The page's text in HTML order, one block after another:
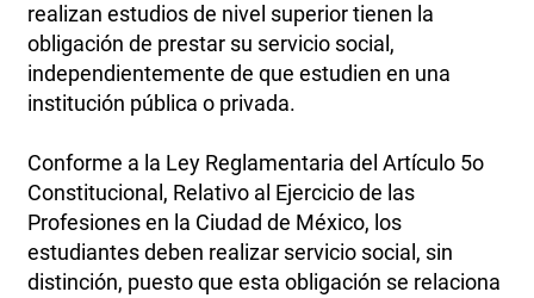
realizan estudios de nivel superior tienen la
obligación de prestar su servicio social,
independientemente de que estudien en una
institución pública o privada.
Conforme a la Ley Reglamentaria del Artículo 5o
Constitucional, Relativo al Ejercicio de las
Profesiones en la Ciudad de México, los
estudiantes deben realizar servicio social, sin
distinción, puesto que esta obligación se relaciona